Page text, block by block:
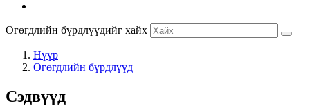
Өгөгдлийн бүрдлүүдийг хайх
Нүүр
Өгөгдлийн бүрдлүүд
Сэдвүүд